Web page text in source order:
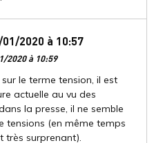
2020 à 10:57
2020 à 10:59
le terme tension, il est
actuelle au vu des
la presse, il ne semble
tensions (en même temps
très surprenant).